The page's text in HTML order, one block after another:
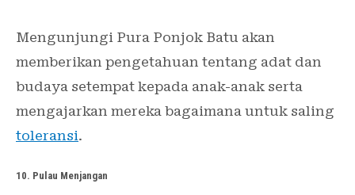
Mengunjungi Pura Ponjok Batu akan
memberikan pengetahuan tentang adat dan
budaya setempat kepada anak-anak serta
mengajarkan mereka bagaimana untuk saling
toleransi.
10. Pulau Menjangan